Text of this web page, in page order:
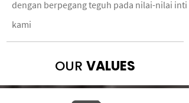
dengan berpegang teguh pada nilai-nilai inti
kami
OUR VALUES